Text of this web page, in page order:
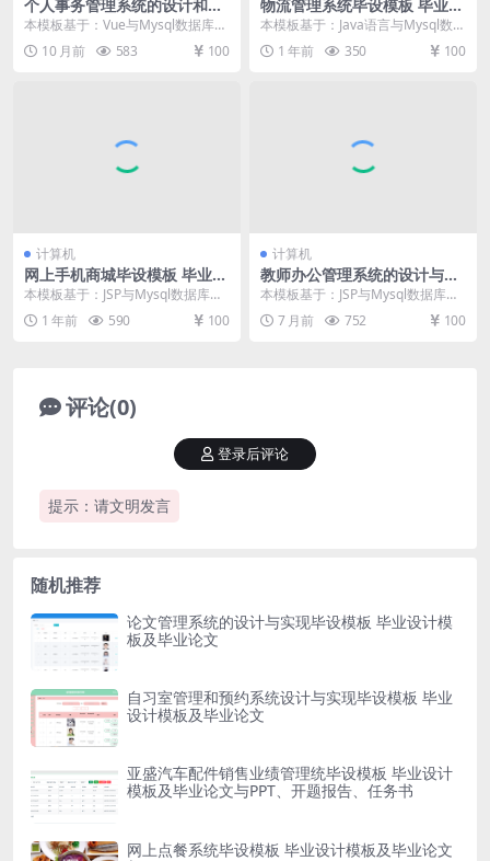
个人事务管理系统的设计和实
现毕设模板 毕业设计模板及毕
业论文
本模板基于：Vue与Mysql数据库开
发 系统功能实现 用户信息管理 管
理员可以...
10 月前 583 100
物流管理系统毕设模板 毕业设
计模板及毕业论文
本模板基于：Java语言与Mysql数据
库开发 系统功能实现 编程人员在搭
建的开...
1 年前 350 100
计算机
网上手机商城毕设模板 毕业设
计模板及毕业论文
本模板基于：JSP与Mysql数据库开
发 系统功能实现 用户功能模块 用
户点击进...
1 年前 590 100
计算机
教师办公管理系统的设计与实
现毕设模板 毕业设计模板及毕
本模板基于：JSP与Mysql数据库开
发 系统功能实现 系统实现部分就是
将系统分...
7 月前 752 100
评论(0)
提示：请文明发言
登录后评论
随机推荐
论文管理系统的设计与实现毕设模板 毕业设计模
板及毕业论文
自习室管理和预约系统设计与实现毕设模板 毕业
设计模板及毕业论文
亚盛汽车配件销售业绩管理统毕设模板 毕业设计
模板及毕业论文与PPT、开题报告、任务书
网上点餐系统毕设模板 毕业设计模板及毕业论文